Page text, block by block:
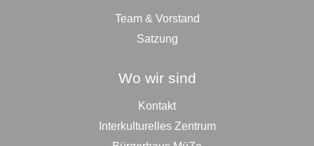
Team & Vorstand
Satzung
Wo wir sind
Kontakt
Interkulturelles Zentrum